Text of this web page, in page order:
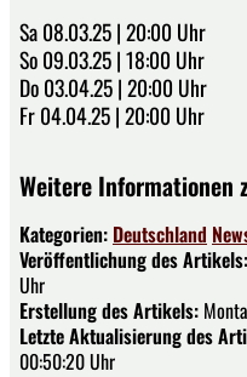
Sa 08.03.25 | 20:00 Uhr
So 09.03.25 | 18:00 Uhr
Do 03.04.25 | 20:00 Uhr
Fr 04.04.25 | 20:00 Uhr
Weitere Informationen
Kategorien: Deutschland
Veröffentlichung des Artikels:
Uhr
Erstellung des Artikels:
Letzte Aktualisierung des
00:50:20 Uhr